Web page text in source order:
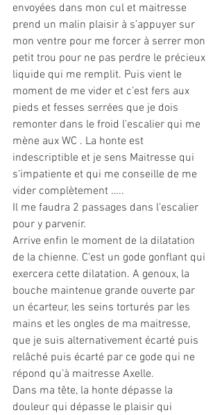
envoyées dans mon cul et maitresse
prend un malin plaisir à s’appuyer sur
mon ventre pour me forcer à serrer mon
petit trou pour ne pas perdre le précieux
liquide qui me remplit. Puis vient le
moment de me vider et c’est fers aux
pieds et fesses serrées que je dois
remonter dans le froid l’escalier qui me
mène aux WC . La honte est
indescriptible et je sens Maitresse qui
s’impatiente et qui me conseille de me
vider complètement …..
Il me faudra 2 passages dans l’escalier
pour y parvenir.
Arrive enfin le moment de la dilatation
de la chienne. C’est un gode gonflant qui
exercera cette dilatation. A genoux, la
bouche maintenue grande ouverte par
un écarteur, les seins torturés par les
mains et les ongles de ma maitresse,
que je suis alternativement écarté puis
relâché puis écarté par ce gode qui ne
répond qu’à maitresse Axelle.
Dans ma tête, la honte dépasse la
douleur qui dépasse le plaisir qui